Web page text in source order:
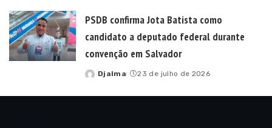
PSDB confirma Jota Batista como
candidato a deputado federal durante
convenção em Salvador
Posted
Djalma 23 de julho de 2026